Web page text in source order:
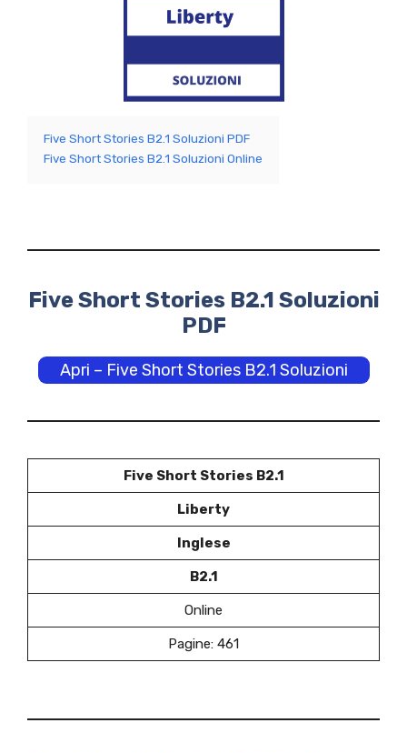
Five Short Stories B2.1 Soluzioni PDF
Five Short Stories B2.1 Soluzioni Online
Five Short Stories B2.1 Soluzioni
PDF
Apri – Five Short Stories B2.1 Soluzioni
Five Short Stories B2.1
Liberty
Inglese
B2.1
Online
Pagine: 461